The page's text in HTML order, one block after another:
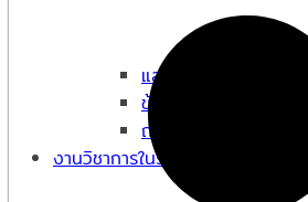
แสดงความคิดเห็น Q&A
ข้อมูลการติดต่อ
ถาม-ตอบ Q&A
งานวิชาการในรั้วขาวแดง